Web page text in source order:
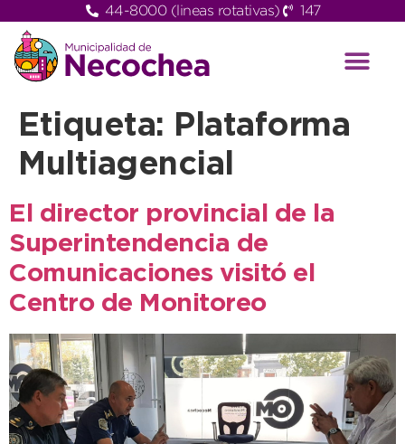
44-8000 (lineas rotativas) 147
Etiqueta:
Plataforma
Multiagencial
El director provincial de la
Superintendencia de
Comunicaciones visitó el
Centro de Monitoreo